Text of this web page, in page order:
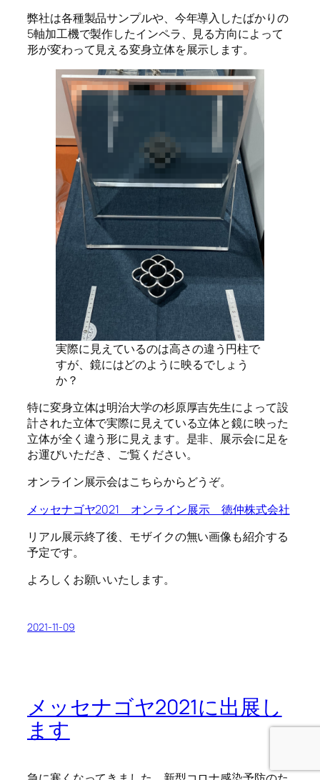
弊社は各種製品サンプルや、今年導入したばかりの
5軸加工機で製作したインペラ、見る方向によって
形が変わって見える変身立体を展示します。
実際に見えているのは高さの違う円柱で
すが、鏡にはどのように映るでしょう
か？
特に変身立体は明治大学の杉原厚吉先生によって設
計された立体で実際に見えている立体と鏡に映った
立体が全く違う形に見えます。是非、展示会に足を
お運びいただき、ご覧ください。
オンライン展示会はこちらからどうぞ。
メッセナゴヤ2021 オンライン展示 徳仲株式会社
リアル展示終了後、モザイクの無い画像も紹介する
予定です。
よろしくお願いいたします。
2021-11-09
メッセナゴヤ2021に出展し
ます